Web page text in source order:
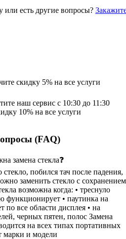
есть другие вопросы?
скидку 5% на все услуги
наш сервис с 10:30 до 11:30
10% на все услуги
(FAQ)
замена стекла❓
стекло, побился тач после падения,
заменить стекло с сохранением
возможна когда: • треснуло
функционирует • паутинка на
по все области дисплея • на
черных пятен, полос Замена
на всех типах портативных
марки и модели